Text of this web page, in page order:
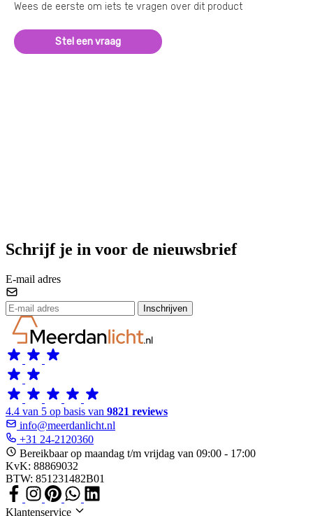
Wees de eerste om iets te vragen over dit product
Stel een vraag
Schrijf je in voor de nieuwsbrief
E-mail adres
Inschrijven
4.4 van 5 op basis van 9821 reviews
info@meerdanlicht.nl
+31 24-2120360
Bereikbaar op maandag t/m vrijdag van 09:00 - 17:00
KvK: 88869032
BTW: 851231482B01
Klantenservice